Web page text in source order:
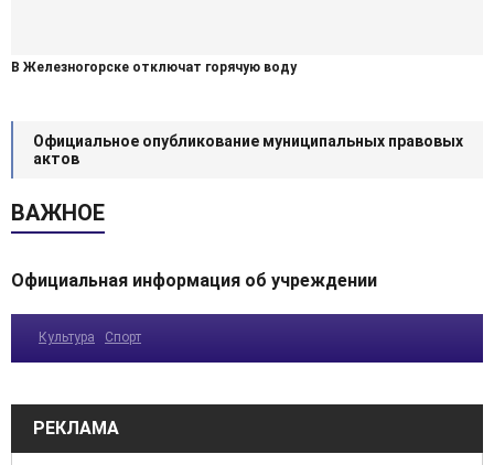
В Железногорске отключат горячую воду
Официальное опубликование муниципальных правовых
актов
ВАЖНОЕ
Официальная информация об учреждении
Культура Спорт
РЕКЛАМА